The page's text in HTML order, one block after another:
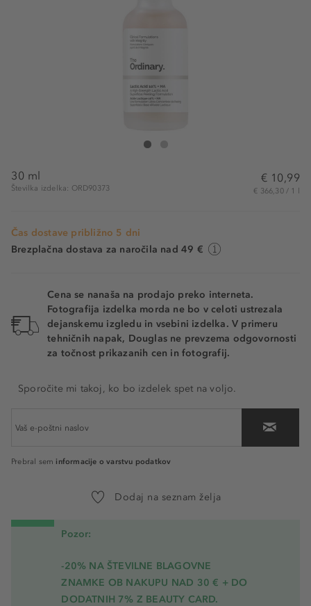
The Ordinary Lactic Acid 10% + HA
30 ml
Številka izdelka: ORD90373
€ 10,99
€ 366,30 / 1 l
Čas dostave približno 5 dni
Brezplačna dostava za naročila nad 49 €
Cena se nanaša na prodajo preko interneta.
Fotografija izdelka morda ne bo v celoti ustrezala
dejanskemu izgledu in vsebini izdelka. V primeru
tehničnih napak, Douglas ne prevzema odgovornosti
za točnost prikazanih cen in fotografij.
Sporočite mi takoj, ko bo izdelek spet na voljo.
Prebral sem informacije o varstvu podatkov
Dodaj na seznam želja
Pozor:
-20% NA ŠTEVILNE BLAGOVNE
ZNAMKE OB NAKUPU NAD 30 € + DO
DODATNIH 7% Z BEAUTY CARD.